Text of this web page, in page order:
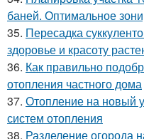
баней. Оптимальное
35. Пересадка
здоровье и красоту
36. Как правильно
отопления частного дома
37. Отопление на новый
систем отопления
38. Разделение огорода